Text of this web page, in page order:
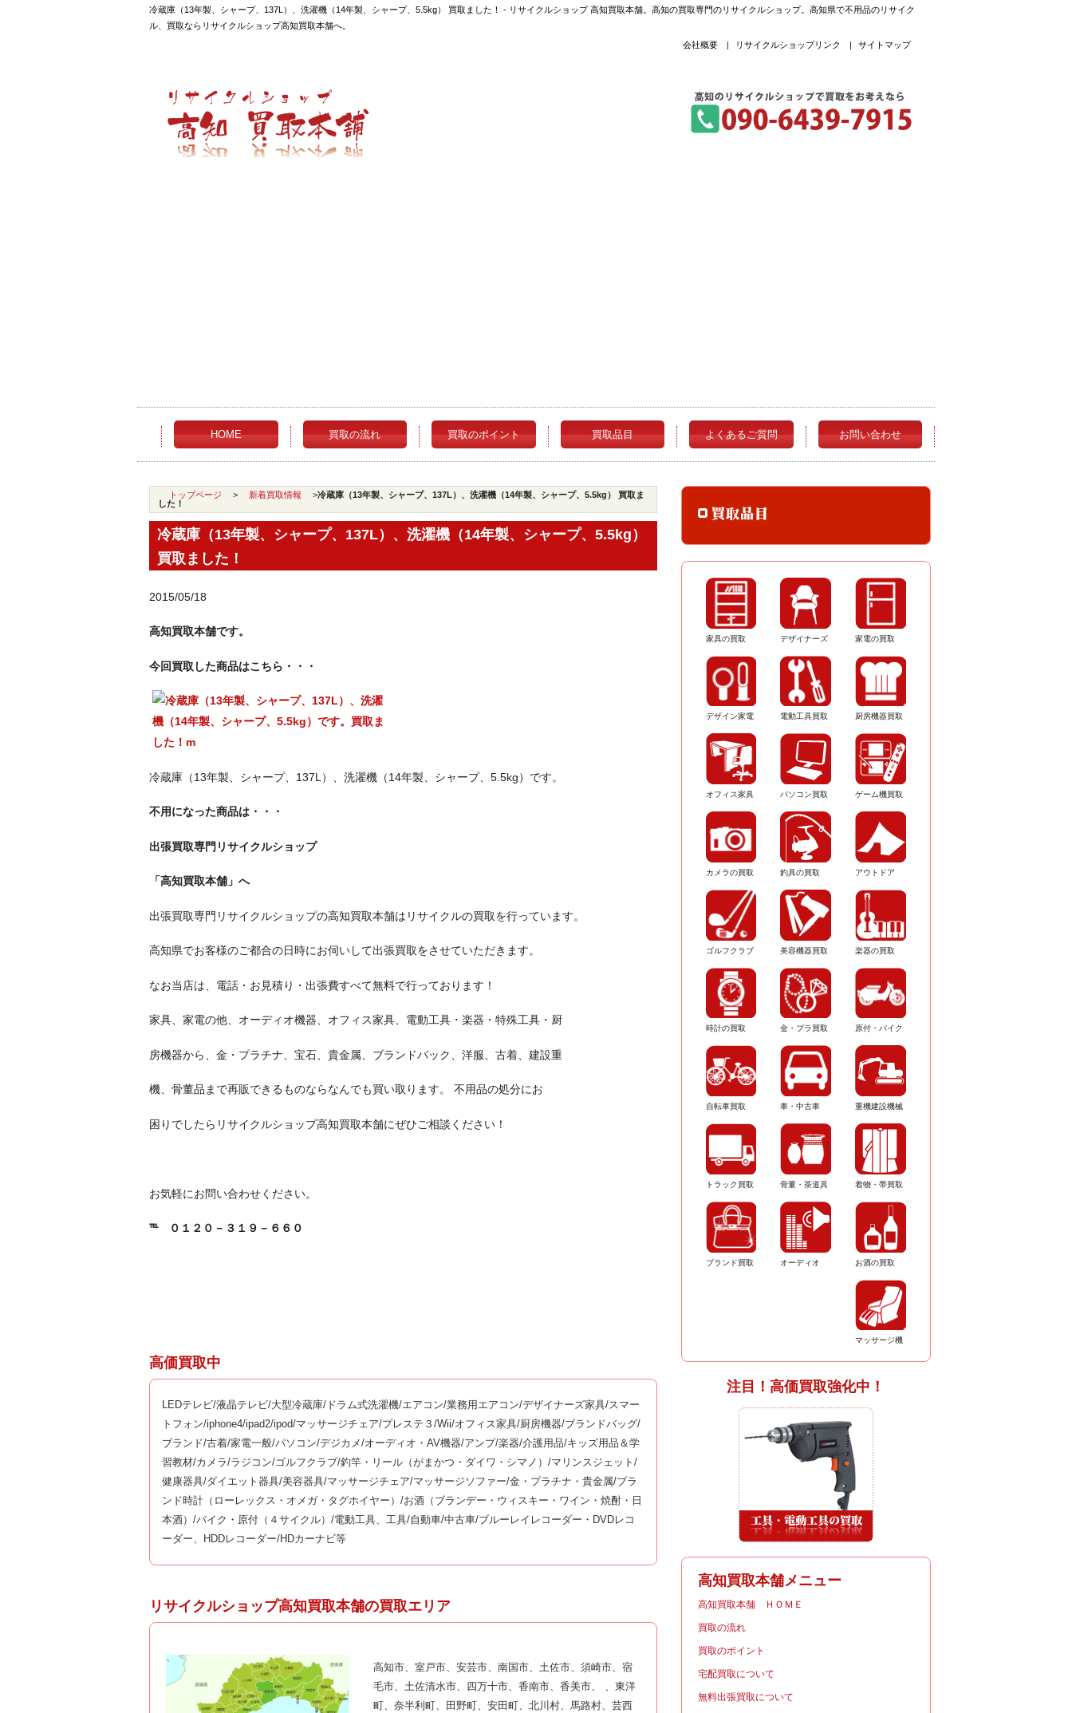
冷蔵庫（13年製、シャープ、137L）、洗濯機（14年製、シャープ、5.5kg） 買取ました！ - リサイクルショップ 高知買取本舗。高知の買取専門のリサイクルショップ。高知県で不用品のリサイク
ル、買取ならリサイクルショップ高知買取本舗へ。
会社概要 | リサイクルショップリンク | サイトマップ
HOME 買取の流れ 買取のポイント 買取品目 よくあるご質問 お問い合わせ
トップページ > 新着買取情報 >冷蔵庫（13年製、シャープ、137L）、洗濯機（14年製、シャープ、5.5kg） 買取ま
した！
冷蔵庫（13年製、シャープ、137L）、洗濯機（14年製、シャープ、5.5kg）
買取ました！
2015/05/18
高知買取本舗です。
今回買取した商品はこちら・・・
冷蔵庫（13年製、シャープ、137L）、洗濯機（14年製、シャープ、5.5kg）です。
不用になった商品は・・・
出張買取専門リサイクルショップ
「高知買取本舗」へ
出張買取専門リサイクルショップの高知買取本舗はリサイクルの買取を行っています。
高知県でお客様のご都合の日時にお伺いして出張買取をさせていただきます。
なお当店は、電話・お見積り・出張費すべて無料で行っております！
家具、家電の他、オーディオ機器、オフィス家具、電動工具・楽器・特殊工具・厨
房機器から、金・プラチナ、宝石、貴金属、ブランドバック、洋服、古着、建設重
機、骨董品まで再販できるものならなんでも買い取ります。 不用品の処分にお
困りでしたらリサイクルショップ高知買取本舗にぜひご相談ください！
お気軽にお問い合わせください。
℡ ０１２０－３１９－６６０
高価買取中
LEDテレビ/液晶テレビ/大型冷蔵庫/ドラム式洗濯機/エアコン/業務用エアコン/デザイナーズ家具/スマー
トフォン/iphone4/ipad2/ipod/マッサージチェア/プレステ３/Wii/オフィス家具/厨房機器/ブランドバッグ/
ブランド/古着/家電一般/パソコン/デジカメ/オーディオ・AV機器/アンプ/楽器/介護用品/キッズ用品＆学
習教材/カメラ/ラジコン/ゴルフクラブ/釣竿・リール（がまかつ・ダイワ・シマノ）/マリンスジェット/
健康器具/ダイエット器具/美容器具/マッサージチェア/マッサージソファー/金・プラチナ・貴金属/ブラ
ンド時計（ローレックス・オメガ・タグホイヤー）/お酒（ブランデー・ウィスキー・ワイン・焼酎・日
本酒）/バイク・原付（４サイクル）/電動工具、工具/自動車/中古車/ブルーレイレコーダー・DVDレコ
ーダー、HDDレコーダー/HDカーナビ等
リサイクルショップ高知買取本舗の買取エリア
高知市、室戸市、安芸市、南国市、土佐市、須崎市、宿
毛市、土佐清水市、四万十市、香南市、香美市、 、東洋
町、奈半利町、田野町、安田町、北川村、馬路村、芸西
家具の買取 デザイナーズ 家電の買取
デザイン家電 電動工具買取 厨房機器買取
オフィス家具 パソコン買取 ゲーム機買取
カメラの買取 釣具の買取 アウトドア
ゴルフクラブ 美容機器買取 楽器の買取
時計の買取 金・プラ買取 原付・バイク
自転車買取 車・中古車 重機建設機械
トラック買取 骨董・茶道具 着物・帯買取
ブランド買取 オーディオ お酒の買取
マッサージ機
注目！高価買取強化中！
高知買取本舗メニュー
高知買取本舗 ＨＯＭＥ
買取の流れ
買取のポイント
宅配買取について
無料出張買取について